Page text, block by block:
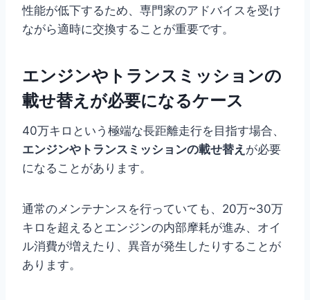
性能が低下するため、専門家のアドバイスを受け
ながら適時に交換することが重要です。
エンジンやトランスミッションの
載せ替えが必要になるケース
40万キロという極端な長距離走行を目指す場合、
エンジンやトランスミッションの載せ替え が必要
になることがあります。
通常のメンテナンスを行っていても、20万~30万
キロを超えるとエンジンの内部摩耗が進み、オイ
ル消費が増えたり、異音が発生したりすることが
あります。